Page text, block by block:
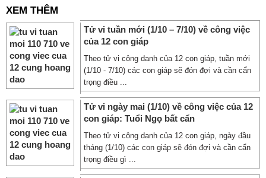
XEM THÊM
Tử vi tuần mới (1/10 – 7/10) về công việc
của 12 con giáp
Theo tử vi công danh của 12 con giáp, tuần mới
(1/10 - 7/10) các con giáp sẽ đón đợi và cần cẩn
trọng điều ...
Tử vi ngày mai (1/10) về công việc của 12
con giáp: Tuổi Ngọ bất cẩn
Theo tử vi công danh của 12 con giáp, ngày đầu
tháng (1/10) các con giáp sẽ đón đợi và cần cẩn
trọng điều gì ...